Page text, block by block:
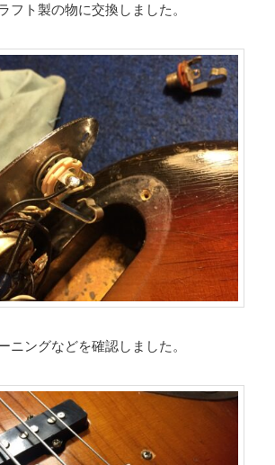
フト製の物に交換しました。
ニングなどを確認しました。